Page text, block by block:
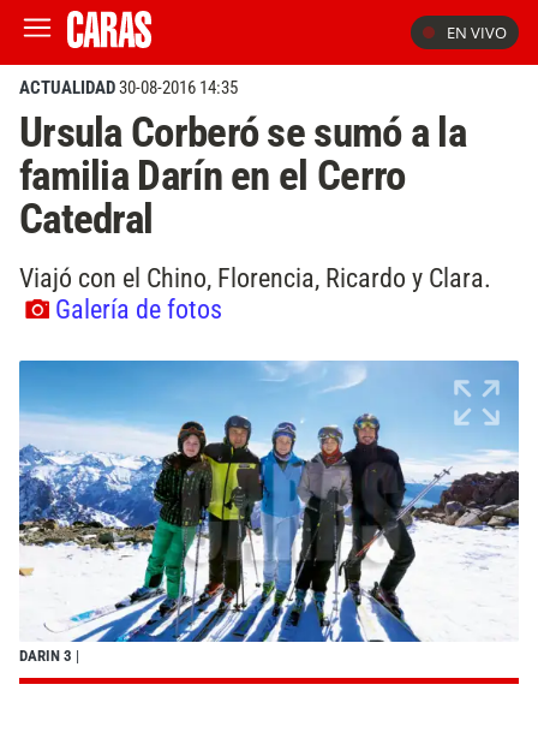
EN VIVO
ACTUALIDAD30-08-2016 14:35
Ursula Corberó se sumó a la
familia Darín en el Cerro
Catedral
Viajó con el Chino, Florencia, Ricardo y Clara.
Galería de fotos
DARIN 3 |